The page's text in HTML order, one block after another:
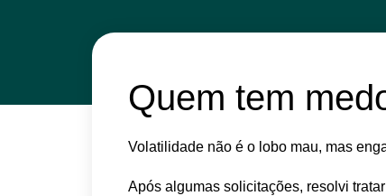
Quem tem
Volatilidade não é o lobo mau, mas
Após algumas solicitações, resolvi